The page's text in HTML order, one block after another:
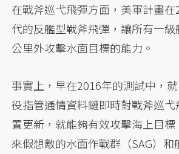
在戰斧巡弋飛彈方面，美軍計畫
代的反艦型戰斧飛彈，讓所有一
公里外攻擊水面目標的能力。
事實上，早在2016年的測試中，
役指管通情資料鏈即時對戰斧巡
置更新，就能夠有效攻擊海上目
來假想敵的水面作戰群（SAG）和